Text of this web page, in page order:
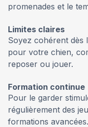
promenades et le
Limites claires
Soyez cohérent dès
pour votre chien,
reposer ou jouer.
Formation continue
Pour le garder
régulièrement des
formations avancées.